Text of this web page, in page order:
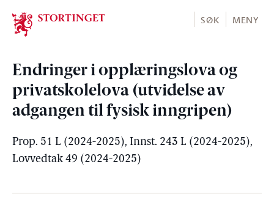
Stortinget.no
SØK MENY
Endringer i opplæringslova og
privatskolelova (utvidelse av
adgangen til fysisk inngripen)
Prop. 51 L (2024-2025), Innst. 243 L (2024-2025),
Lovvedtak 49 (2024-2025)